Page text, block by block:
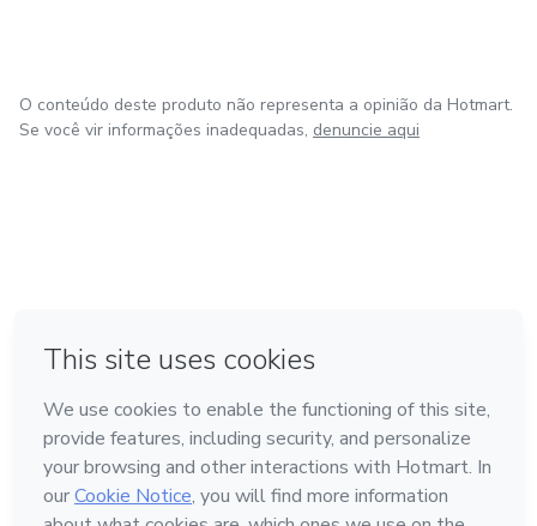
O conteúdo deste produto não representa a opinião da Hotmart.
Se você vir informações inadequadas, denuncie aqui
Feito com ❤ em Bogotá
Conheça a Hotmart